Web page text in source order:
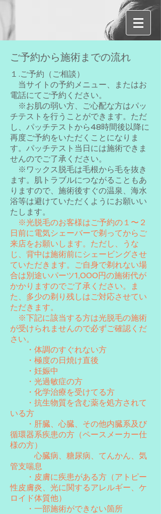
ご予約から施術までの流れ
１.ご予約（ご相談）
当サイトの予約メニュー、またはお
電話にてご予約ください。
※お肌の弱い方、ご心配な方はパッ
チテストを行うことができます。ただ
し、パッチテストから48時間後以降に
再度ご予約をいただくことになりま
す。パッチテスト当日には施術できま
せんのでご了承ください。
※ワックス脱毛は毛根から毛を抜き
ます。肌トラブルにつながることもあ
りますので、施術後すぐの温泉、海水
浴等は避けていただくようにお願いい
たします。
※光脱毛のお客様はご予約の１〜２
日前に電気シェーバーで剃ってからご
来店をお願いします。ただし、うな
じ、背中は施術前にシェービングさせ
ていただきます。ご自身で剃れない場
合は別途いパーツ1,000円の施術代が
かかりますのでご了承ください。ま
た、多少の剃り残しはご対応させてい
ただきます。
※下記に該当する方は光脱毛の施術
が受けられませんので必ずご確認くだ
さい。
・体調のすぐれない方
・極度の日焼け直後
・妊娠中
・光過敏症の方
・化学治療を受けてる方
・抗生物質を含む薬を処方されて
いる方
・肝臓、心臓、その他内臓系及び
循環器系疾患の方（ペースメーカー仕
様の方）
心臓病、糖尿病、てんかん、気
管支喘息
・皮膚に疾患がある方（アトピー
性皮膚炎、光に関するアレルギー、ケ
ロイド体質他）
・一部施術ができない箇所